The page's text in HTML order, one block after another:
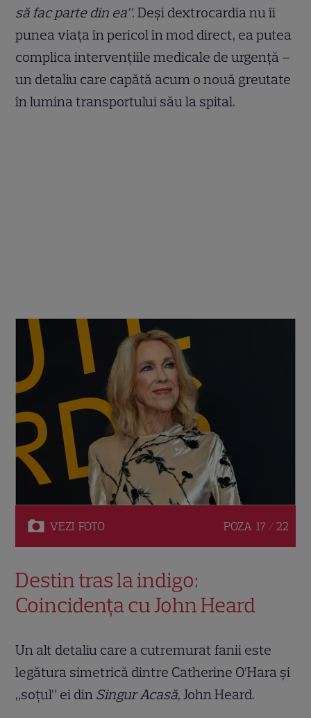
să fac parte din ea”. Deși dextrocardia nu îi
punea viața în pericol în mod direct, ea putea
complica intervențiile medicale de urgență –
un detaliu care capătă acum o nouă greutate
în lumina transportului său la spital.
VEZI FOTO POZA 17 / 22
Destin tras la indigo:
Coincidența cu John Heard
Un alt detaliu care a cutremurat fanii este
legătura simetrică dintre Catherine O’Hara și
„soțul” ei din Singur Acasă, John Heard.